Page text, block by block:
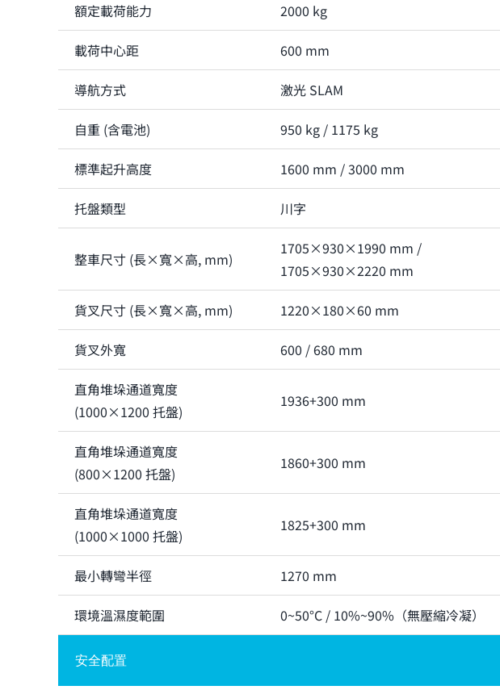
額定載荷能力 2000 kg
載荷中心距 600 mm
導航方式 激光 SLAM
自重 (含電池) 950 kg / 1175 kg
標準起升高度 1600 mm / 3000 mm
托盤類型 川字
整車尺寸 (長×寬×高, mm)
1705×930×1990 mm /
1705×930×2220 mm
貨叉尺寸 (長×寬×高, mm) 1220×180×60 mm
貨叉外寬 600 / 680 mm
直角堆垛通道寬度
(1000×1200 托盤)
1936+300 mm
直角堆垛通道寬度
(800×1200 托盤)
1860+300 mm
直角堆垛通道寬度
(1000×1000 托盤)
1825+300 mm
最小轉彎半徑 1270 mm
環境溫濕度範圍 0~50°C / 10%~90%（無壓縮冷凝）
安全配置